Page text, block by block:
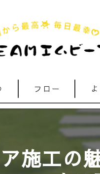
フロー
施工の